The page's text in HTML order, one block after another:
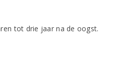
tot drie jaar na de oogst.